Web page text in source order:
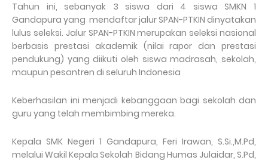
Tahun ini, sebanyak 3 siswa dari 4 siswa SMKN 1
Gandapura yang mendaftar jalur SPAN-PTKIN dinyatakan
lulus seleksi. Jalur SPAN-PTKIN merupakan seleksi nasional
berbasis prestasi akademik (nilai rapor dan prestasi
pendukung) yang diikuti oleh siswa madrasah, sekolah,
maupun pesantren di seluruh Indonesia
Keberhasilan ini menjadi kebanggaan bagi sekolah dan
guru yang telah membimbing mereka.
Kepala SMK Negeri 1 Gandapura, Feri Irawan, S.Si.,M.Pd,
melalui Wakil Kepala Sekolah Bidang Humas Julaidar, S.Pd,